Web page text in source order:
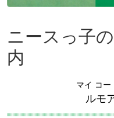
ニースっ子
内
マイ コー
ルモ